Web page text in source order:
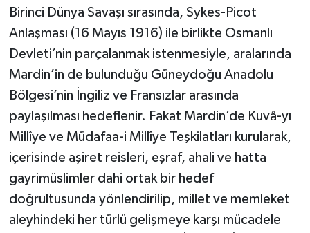
Birinci Dünya Savaşı sırasında, Sykes-Picot
Anlaşması (16 Mayıs 1916) ile birlikte Osmanlı
Devleti’nin parçalanmak istenmesiyle, aralarında
Mardin’in de bulunduğu Güneydoğu Anadolu
Bölgesi’nin İngiliz ve Fransızlar arasında
paylaşılması hedeflenir. Fakat Mardin’de Kuvâ-yı
Millîye ve Müdafaa-i Millîye Teşkilatları kurularak,
içerisinde aşiret reisleri, eşraf, ahali ve hatta
gayrimüslimler dahi ortak bir hedef
doğrultusunda yönlendirilip, millet ve memleket
aleyhindeki her türlü gelişmeye karşı mücadele